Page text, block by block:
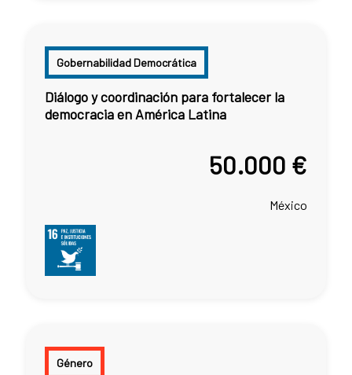
Gobernabilidad Democrática
Diálogo y coordinación para fortalecer la
democracia en América Latina
50.000 €
México
Género